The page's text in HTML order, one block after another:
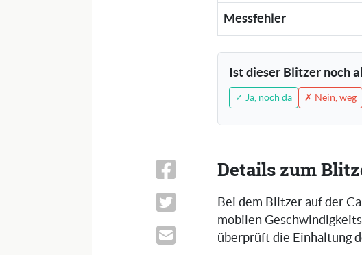
Messfehler
Ist dieser Blitzer noch
✓ Ja, noch da ✗ Nein, weg
Details zum
Bei dem Blitzer auf der
mobilen
überprüft die Einhaltung